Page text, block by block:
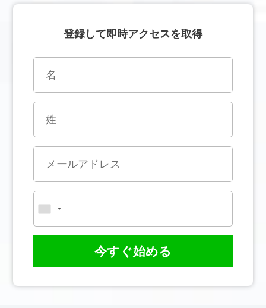
登録して即時アクセスを取得
今すぐ始める